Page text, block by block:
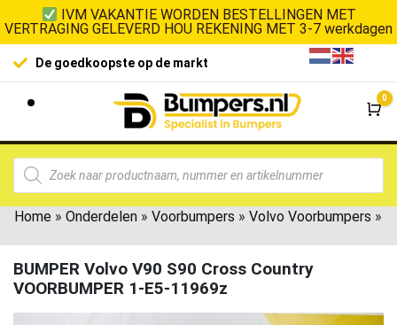
IVM VAKANTIE WORDEN BESTELLINGEN MET
VERTRAGING GELEVERD HOU REKENING MET 3-7 werkdagen
De goedkoopste op de markt
0
Home » Onderdelen » Voorbumpers » Volvo Voorbumpers »
BUMPER Volvo V90 S90 Cross Country
VOORBUMPER 1-E5-11969z